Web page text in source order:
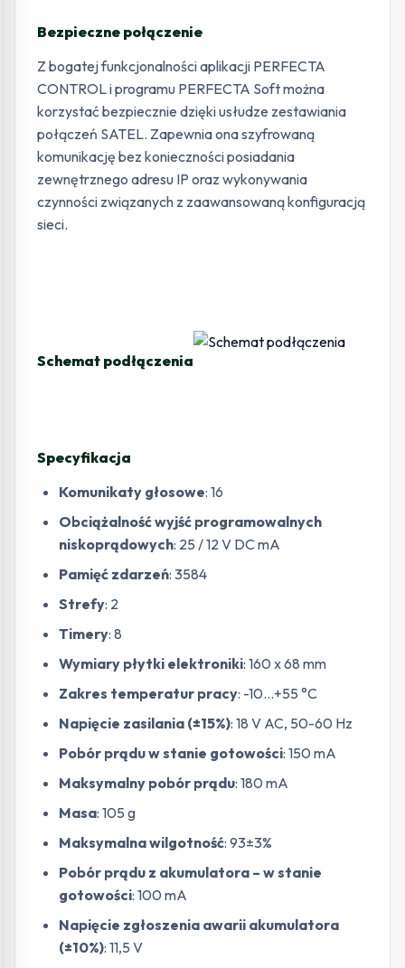
Bezpieczne połączenie
Z bogatej funkcjonalności aplikacji PERFECTA
CONTROL i programu PERFECTA Soft można
korzystać bezpiecznie dzięki usłudze zestawiania
połączeń SATEL. Zapewnia ona szyfrowaną
komunikację bez konieczności posiadania
zewnętrznego adresu IP oraz wykonywania
czynności związanych z zaawansowaną konfiguracją
sieci.
Schemat podłączenia
Specyfikacja
Komunikaty głosowe: 16
Obciążalność wyjść programowalnych
niskoprądowych: 25 / 12 V DC mA
Pamięć zdarzeń: 3584
Strefy: 2
Timery: 8
Wymiary płytki elektroniki: 160 x 68 mm
Zakres temperatur pracy: -10…+55 °C
Napięcie zasilania (±15%): 18 V AC, 50-60 Hz
Pobór prądu w stanie gotowości: 150 mA
Maksymalny pobór prądu: 180 mA
Masa: 105 g
Maksymalna wilgotność: 93±3%
Pobór prądu z akumulatora – w stanie
gotowości: 100 mA
Napięcie zgłoszenia awarii akumulatora
(±10%): 11,5 V